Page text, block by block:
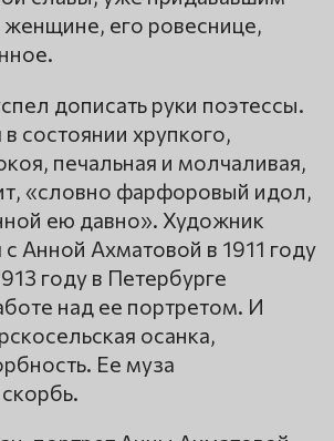
его ровеснице,
дописать руки поэтессы.
состоянии хрупкого,
печальная и молчаливая,
«словно фарфоровый идол,
ею давно». Художник
Анной Ахматовой в 1911 году
году в Петербурге
над ее портретом. И
осанка,
Ее муза